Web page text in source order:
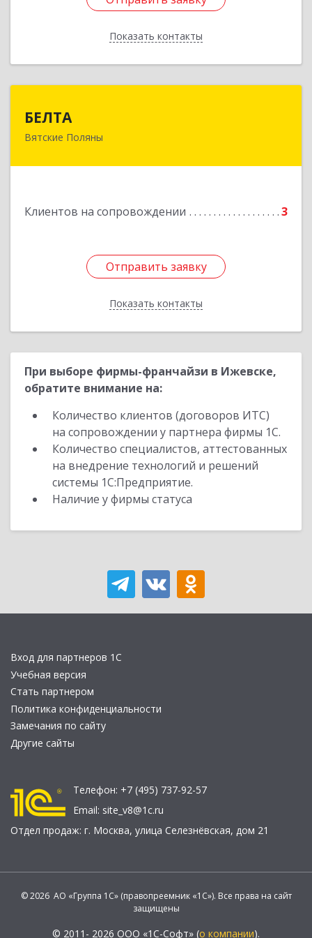
Показать контакты
Назад
БЕЛТА
Вятские Поляны
Клиентов на сопровождении 3
Отправить заявку
Показать контакты
612960, Кировская обл, Вятские Поляны г,
Отправить заявку
Назад
При выборе фирмы-франчайзи в Ижевске,
обратите внимание на:
Количество клиентов (договоров ИТС)
на сопровождении у партнера фирмы 1С.
Количество специалистов, аттестованных
на внедрение технологий и решений
системы 1С:Предприятие.
Наличие у фирмы статуса
Вход для партнеров 1С
Учебная версия
Стать партнером
Политика конфиденциальности
Замечания по сайту
Другие сайты
Телефон: +7 (495) 737-92-57
Email: site_v8@1c.ru
Отдел продаж: г. Москва, улица Селезнёвская, дом 21
© 2026 АО «Группа 1С» (правопреемник «1С»). Все права на сайт
защищены
© 2011- 2026 ООО «1С-Софт» (о компании).